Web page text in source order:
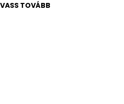
TOVÁBB